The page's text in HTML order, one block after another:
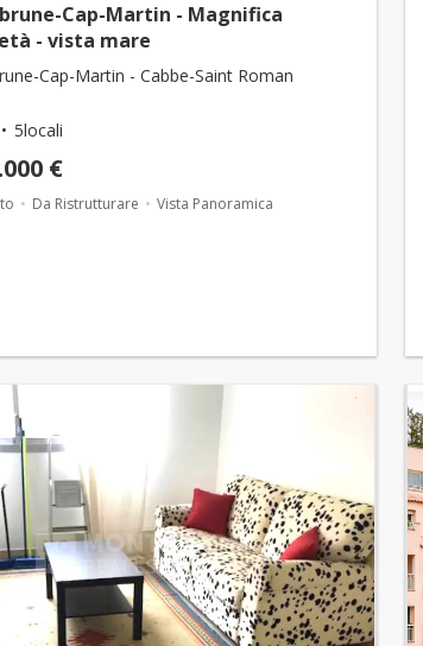
Cap-Martin - Magnifica
- vista mare
Cap-Martin - Cabbe-Saint Roman
5locali
€
Da Ristrutturare Vista Panoramica